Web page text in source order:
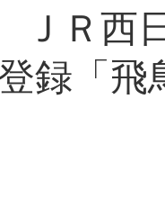
ＪＲ西
録「